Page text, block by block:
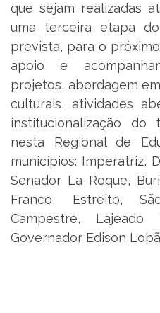
que sejam realizadas
uma terceira etapa
prevista, para o
apoio e
projetos, abordagem
culturais, atividades
institucionalização do
nesta Regional de
municípios: Imperatriz,
Senador La Roque,
Franco, Estreito,
Campestre,
Governador Edison